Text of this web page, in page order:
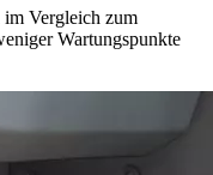
im Vergleich zum
Wartungspunkte